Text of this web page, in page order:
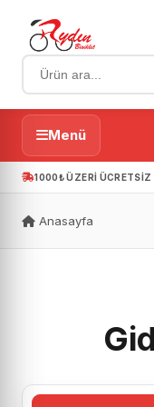
Menü
1000₺ ÜZERI ÜCRETSIZ
Anasayfa